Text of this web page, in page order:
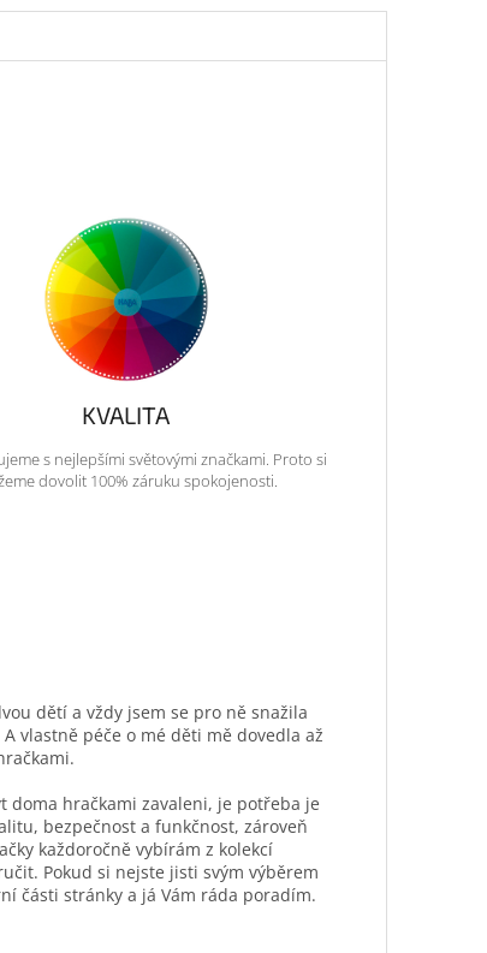
KVALITA
s nejlepšími světovými značkami. Proto si
dovolit 100% záruku spokojenosti.
dětí a vždy jsem se pro ně snažila
vlastně péče o mé děti mě dovedla až
hračkami zavaleni, je potřeba je
bezpečnost a funkčnost, zároveň
každoročně vybírám z kolekcí
Pokud si nejste jisti svým výběrem
části stránky a já Vám ráda poradím.